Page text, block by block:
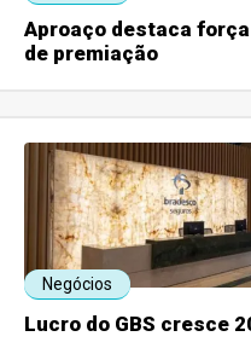
Aproaço destaca
de premiação
Negócios
Lucro do GBS cresce